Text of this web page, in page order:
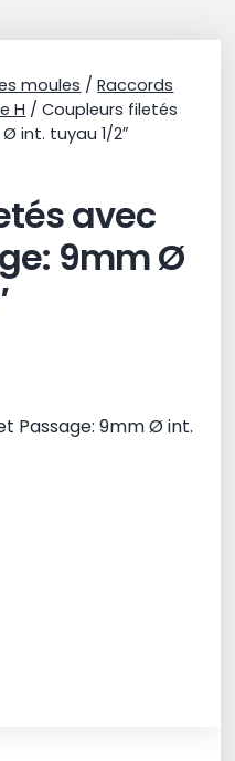
moules /Raccords
H / Coupleurs filetés
int. tuyau 1/2″
avec
9mm Ø
Passage: 9mm Ø int.